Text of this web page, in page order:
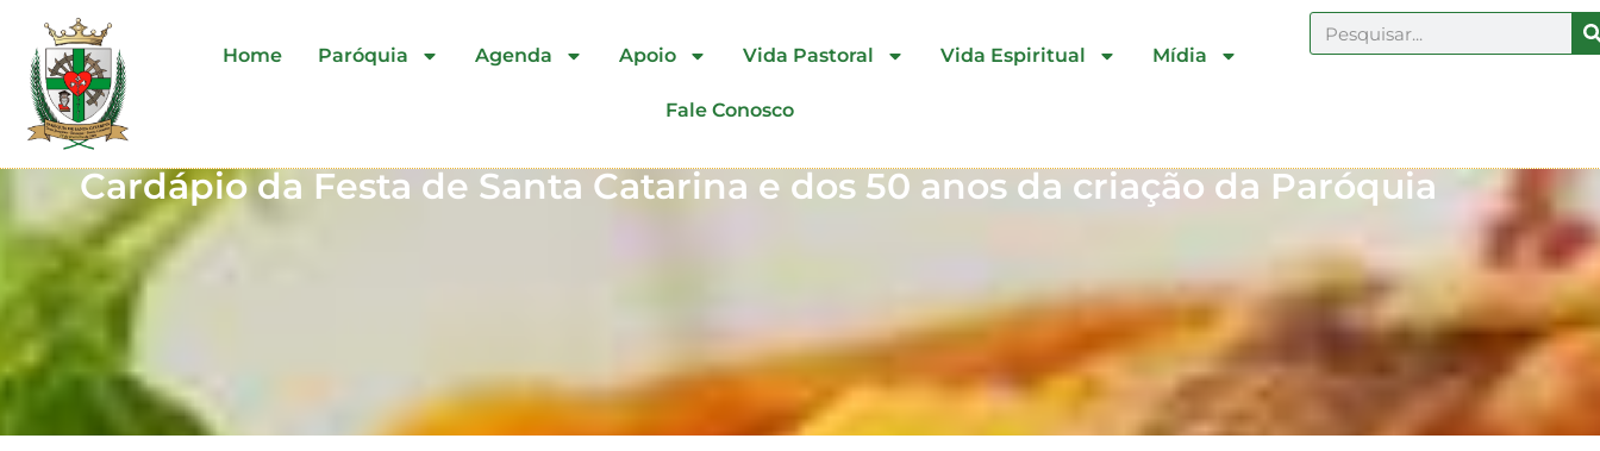
Home Paróquia Agenda Apoio Vida Pastoral Vida Espiritual Mídia
Fale Conosco
Cardápio da Festa de Santa Catarina e dos 50 anos da criação da Paróquia